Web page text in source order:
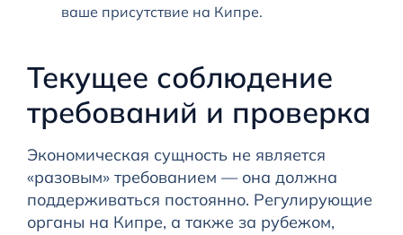
ваше присутствие на Кипре.
Текущее соблюдение
требований и проверка
Экономическая сущность не является
«разовым» требованием — она должна
поддерживаться постоянно. Регулирующие
органы на Кипре, а также за рубежом,